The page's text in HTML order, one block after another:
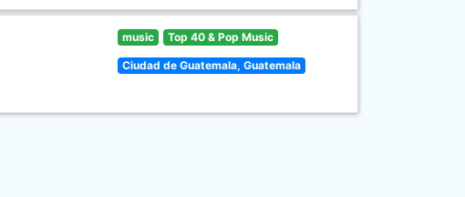
music Top 40 & Pop Music
Ciudad de Guatemala, Guatemala